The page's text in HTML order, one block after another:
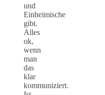
und
Einheimische
gibt.
Alles
ok,
wenn
man
das
klar
kommuniziert.